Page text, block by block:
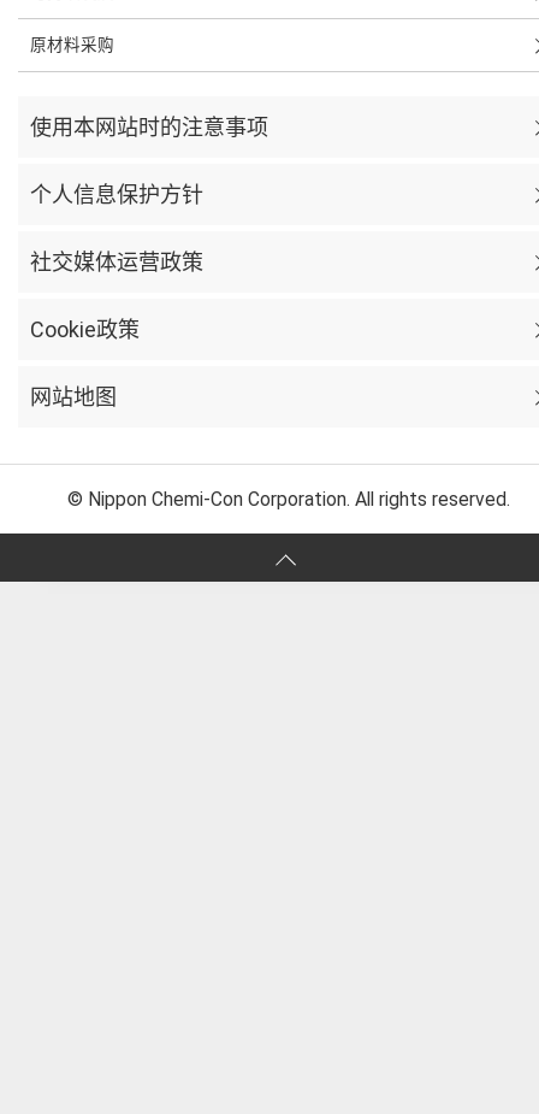
原材料采购
使用本网站时的注意事项
个人信息保护方针
社交媒体运营政策
Cookie政策
网站地图
© Nippon Chemi-Con Corporation. All rights reserved.